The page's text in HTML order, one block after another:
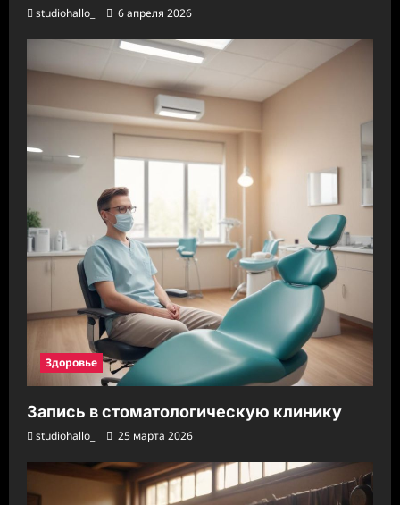
studiohallo_ 6 апреля 2026
Здоровье
Запись в стоматологическую клинику
studiohallo_ 25 марта 2026